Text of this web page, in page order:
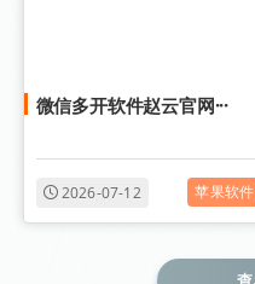
微信多开软件赵云官网···
2026-07-12 苹果软件